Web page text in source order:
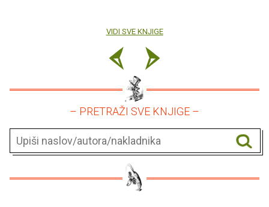
VIDI SVE KNJIGE
– PRETRAŽI SVE KNJIGE –